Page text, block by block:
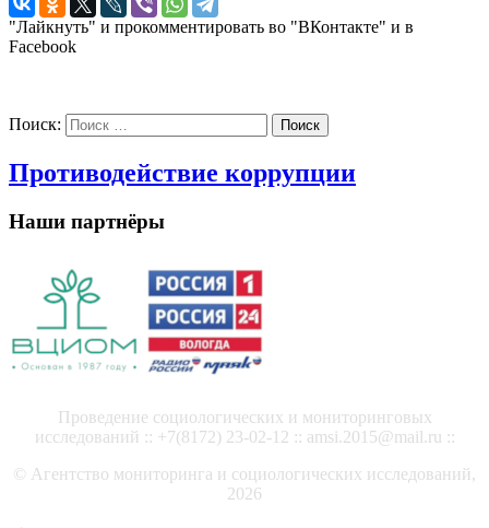
"Лайкнуть" и прокомментировать во "ВКонтакте" и в
Facebook
Поиск: Поиск
Противодействие коррупции
Наши партнёры
Проведение социологических и мониторинговых
исследований :: +7(8172) 23-02-12 :: amsi.2015@mail.ru ::
© Агентство мониторинга и социологических исследований,
2026